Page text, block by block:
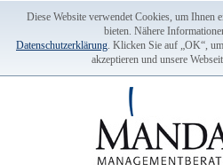
Diese Website verwendet Cookies, um Ihnen
bieten. Nähere
Datenschutzerklärung. Klicken Sie auf „OK“,
akzeptieren und unsere